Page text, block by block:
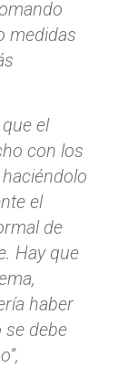
medidas
el
con los
el
de
Hay que
haber
se debe